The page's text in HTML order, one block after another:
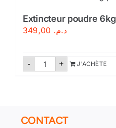
Extincteur poudre 6kg
د.م.
- quantité
+ J'ACHÈTE
CONTACT